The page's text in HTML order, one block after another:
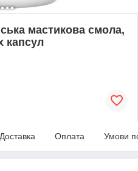
мастикова смола,
капсул
Доставка Оплата Умови